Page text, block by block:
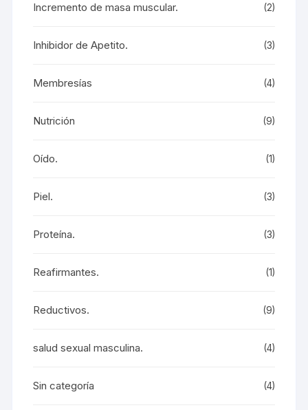
Incremento de masa muscular. (2)
Inhibidor de Apetito. (3)
Membresías (4)
Nutrición (9)
Oído. (1)
Piel. (3)
Proteína. (3)
Reafirmantes. (1)
Reductivos. (9)
salud sexual masculina. (4)
Sin categoría (4)